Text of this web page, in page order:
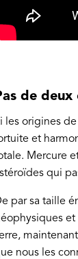
de deux
les origines
et
Mercure
qui
par sa taille
et
nous les